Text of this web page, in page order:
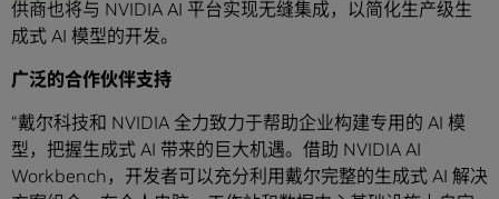
供商也将与 NVIDIA AI 平台实现无缝集成，以简化生产级生
成式 AI 模型的开发。
广泛的合作伙伴支持
“戴尔科技和 NVIDIA 全力致力于帮助企业构建专用的 AI 模
型，把握生成式 AI 带来的巨大机遇。借助 NVIDIA AI
Workbench，开发者可以充分利用戴尔完整的生成式 AI 解决